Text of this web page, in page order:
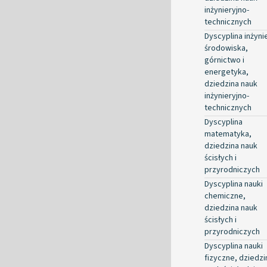
inżynieryjno-
technicznych
Dyscyplina
środowiska,
górnictwo i
energetyka,
dziedzina nauk
inżynieryjno-
technicznych
Dyscyplina
matematyka,
dziedzina nauk
ścisłych i
przyrodniczych
Dyscyplina nauki
chemiczne,
dziedzina nauk
ścisłych i
przyrodniczych
Dyscyplina nauki
fizyczne,